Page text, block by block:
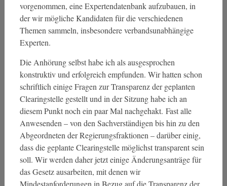
vorgenommen, eine Expertendatenbank aufzubauen, in
der wir mögliche Kandidaten für die verschiedenen
Themen sammeln, insbesondere verbandsunabhängige
Experten.
Die Anhörung selbst habe ich als ausgesprochen
konstruktiv und erfolgreich empfunden. Wir hatten schon
schriftlich einige Fragen zur Transparenz der geplanten
Clearingstelle gestellt und in der Sitzung habe ich an
diesem Punkt noch ein paar Mal nachgehakt. Fast alle
Anwesenden – von den Sachverständigen bis hin zu den
Abgeordneten der Regierungsfraktionen – darüber einig,
dass die geplante Clearingstelle möglichst transparent sein
soll. Wir werden daher jetzt einige Änderungsanträge für
das Gesetz ausarbeiten, mit denen wir
Mindestanforderungen in Bezug auf die Transparenz der